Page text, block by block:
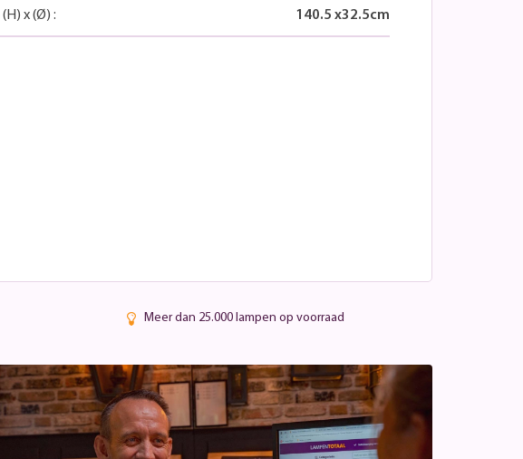
(H) x(Ø) : 140.5 x32.5cm
Meer dan 25.000 lampen op voorraad